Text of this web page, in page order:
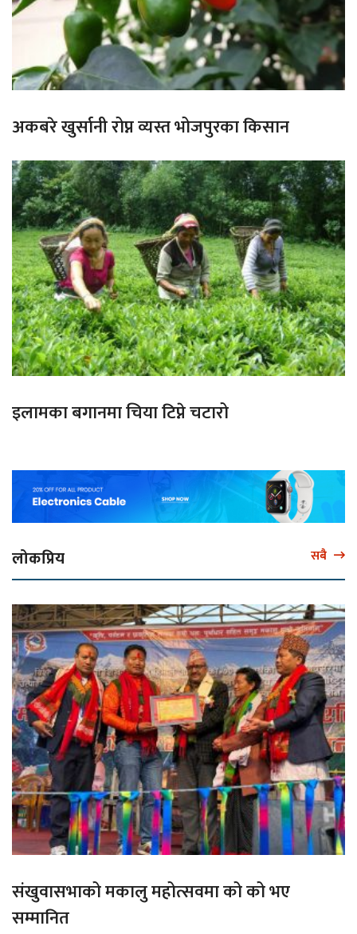
अकबरे खुर्सानी रोप्न व्यस्त भोजपुरका किसान
इलामका बगानमा चिया टिप्ने चटारो
लोकप्रिय सबै
संखुवासभाको मकालु महोत्सवमा को को भए
सम्मानित